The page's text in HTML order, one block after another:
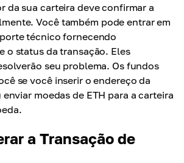
da sua carteira deve confirmar a
Você também pode entrar em
técnico fornecendo
o status da transação. Eles
seu problema. Os fundos
se você inserir o endereço da
moedas de ETH para a carteira
a Transação de